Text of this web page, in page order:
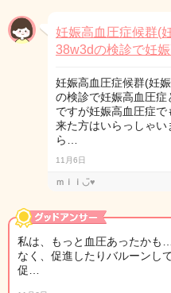
妊娠高血圧症候群(
38w3dの検診で妊
妊娠高血圧症候群(妊
の検診で妊娠高血圧
ですが妊娠高血圧症
来た方はいらっしゃい
ら…
11月6日
ｍｉｉ◡̈♥︎
私は、もっと血圧あったかも
なく、促進したりバルーンし
促…